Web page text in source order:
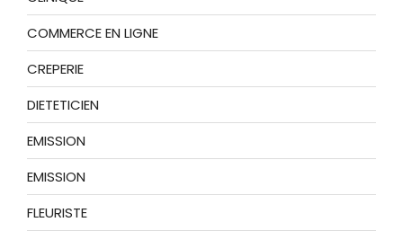
COMMERCE EN LIGNE
CREPERIE
DIETETICIEN
EMISSION
EMISSION
FLEURISTE